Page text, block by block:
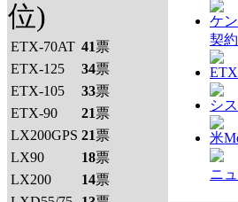
位)
ETX-70AT 41票
ETX-125
34票
ETX-105
33票
ETX-90
21票
LX200GPS 21票
LX90
18票
LX200
14票
ケ
契
シ
米
ニ